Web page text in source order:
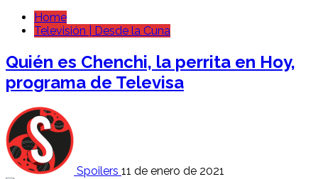
Home
Televisión | Desde la Cuna
Quién es Chenchi, la perrita en Hoy,
programa de Televisa
Spoilers 11 de enero de 2021